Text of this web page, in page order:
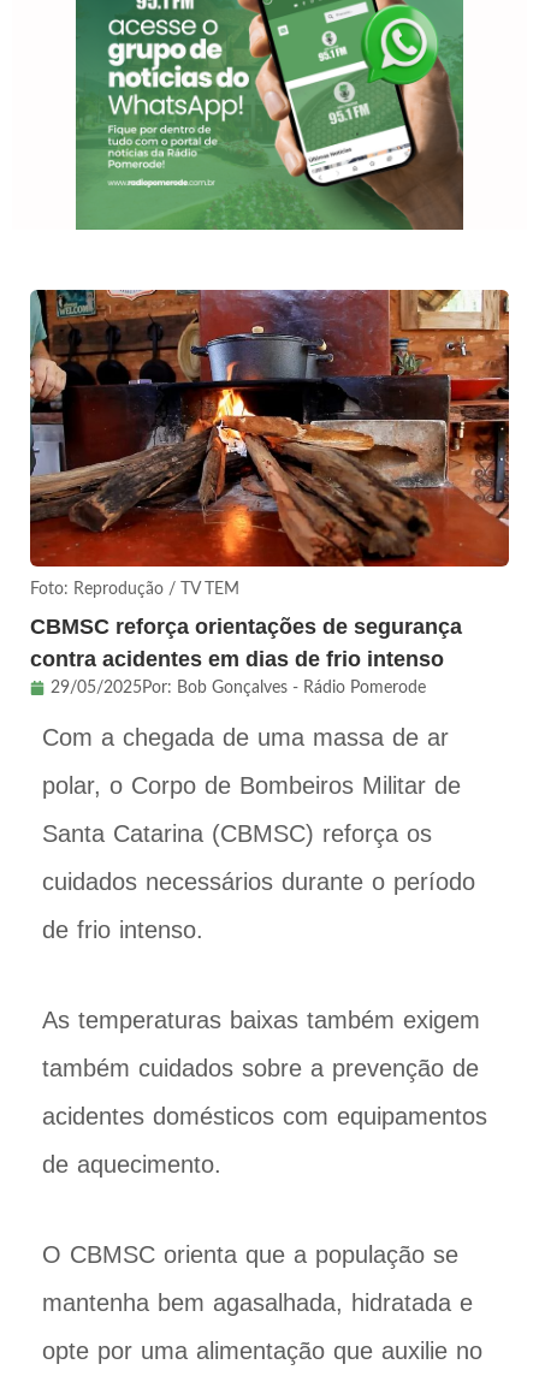
Foto: Reprodução / TV TEM
CBMSC reforça orientações de segurança
contra acidentes em dias de frio intenso
29/05/2025Por: Bob Gonçalves - Rádio Pomerode
Com a chegada de uma massa de ar
polar, o Corpo de Bombeiros Militar de
Santa Catarina (CBMSC) reforça os
cuidados necessários durante o período
de frio intenso.
As temperaturas baixas também exigem
também cuidados sobre a prevenção de
acidentes domésticos com equipamentos
de aquecimento.
O CBMSC orienta que a população se
mantenha bem agasalhada, hidratada e
opte por uma alimentação que auxilie no